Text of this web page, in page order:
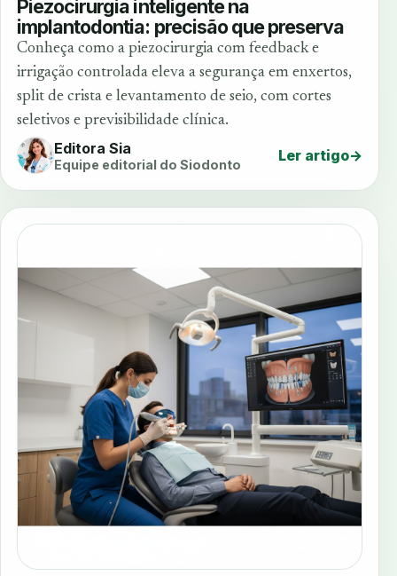
Piezocirurgia inteligente na
implantodontia: precisão que preserva
Conheça como a piezocirurgia com feedback e
irrigação controlada eleva a segurança em enxertos,
split de crista e levantamento de seio, com cortes
seletivos e previsibilidade clínica.
Editora Sia
Equipe editorial do Siodonto Ler artigo→